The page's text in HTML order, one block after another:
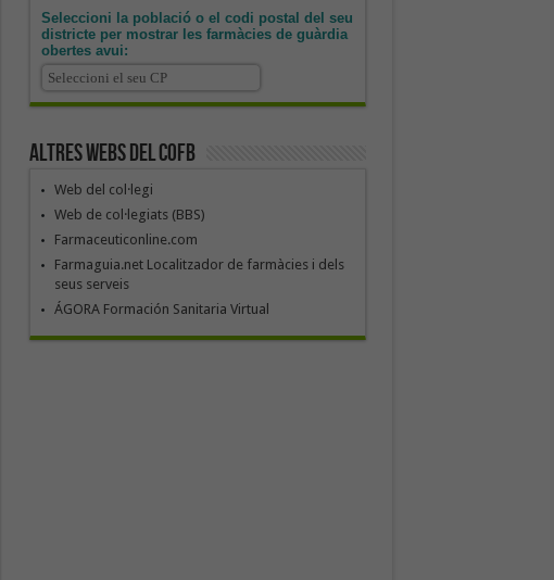
Seleccioni la població o el codi postal del seu
districte per mostrar les farmàcies de guàrdia
obertes avui:
Altres webs del COFB
Web del col·legi
Web de col·legiats (BBS)
Farmaceuticonline.com
Farmaguia.net Localitzador de farmàcies i dels
seus serveis
ÁGORA Formación Sanitaria Virtual